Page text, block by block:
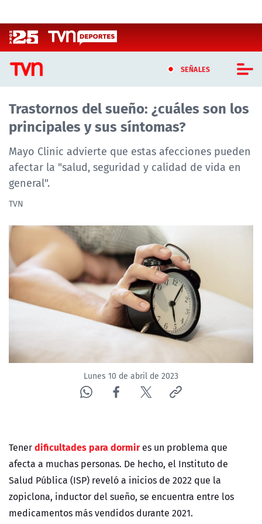
SEÑALES
CASTING MASTERCHEF CHILE
CASTING TVN VERTICAL
TVN VERTICAL
TVN PLAY
TELESERIES
NTV
ACTUALIDAD Y TENDENCIAS
CORPORATIVO Y TRANSPARENCIA
CANAL DE DENUNCIAS
ÁREA DE PROYECTOS
Trastornos del sueño: ¿cuáles son los
principales y sus síntomas?
Mayo Clinic advierte que estas afecciones pueden
afectar la "salud, seguridad y calidad de vida en
general".
TVN
Lunes 10 de abril de 2023
Tenerdificultades para dormir es un problema que
afecta a muchas personas. De hecho, el Instituto de
Salud Pública (ISP) reveló a inicios de 2022 que la
zopiclona, inductor del sueño, se encuentra entre los
medicamentos más vendidos durante 2021.